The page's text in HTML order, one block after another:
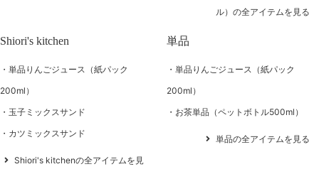
ル）の全アイテムを見る
Shiori's kitchen
単品りんごジュース（紙パック
200ml）
玉子ミックスサンド
カツミックスサンド
Shiori's kitchenの全アイテムを見
単品
単品りんごジュース（紙パック
200ml）
お茶単品（ペットボトル500ml）
単品の全アイテムを見る